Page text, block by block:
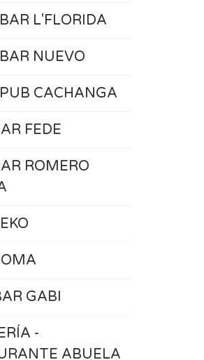
L'FLORIDA
NUEVO
CACHANGA
FEDE
ROMERO
GABI
-
ABUELA